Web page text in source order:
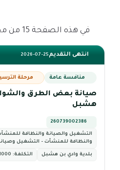
في هذه الصفحة 15 من مجموع 106 منافسة
انتهى التقديم2026-07-25
منافسة عامة مرحلة
صيانة بعض الطرق
هشبل
260739002386
التشغيل والصيانة والنظافة
والنظافة للمنشآت - التشغيل
بلدية وادي بن هشبل التكلفة: